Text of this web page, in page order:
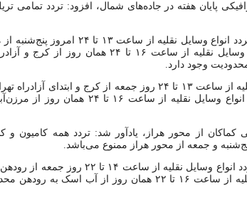
پایان هفته در جاده‌های شمال، افزود: تردد تمامی
رئیس پلیس راه مازندران اضافه کرد: تردد
مأموران پلیس راه درمحل، تردد انواع وسایل نقلیه
وجود دارد.
جهان‌تاب بیان کرد: تردد انواع وسایل نقلیه از ساعت ۱۳ تا ۲۴ روز
اعلام مأموران پلیس راه درمحل، تردد
کماکان از محور هراز، یادآور شد: تردد همه کامیون‌ و
رئیس پلیس راه مازندران یادآور شد: تردد
پلیس راه درمحل، تردد انواع وسایل نقلیه از ساعت ۱۶ تا